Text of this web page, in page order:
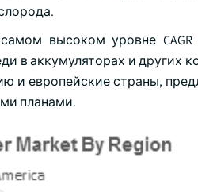
высоком уровне
в аккумуляторах и других
и европейские страны,
планами.